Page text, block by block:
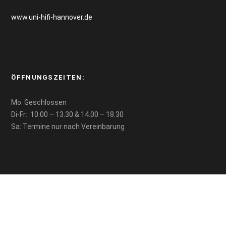
www.uni-hifi-hannover.de
ÖFFNUNGSZEITEN:
Mo: Geschlossen
Di-Fr: 10.00 – 13.30 & 14.00 – 18.30
Sa: Termine nur nach Vereinbarung